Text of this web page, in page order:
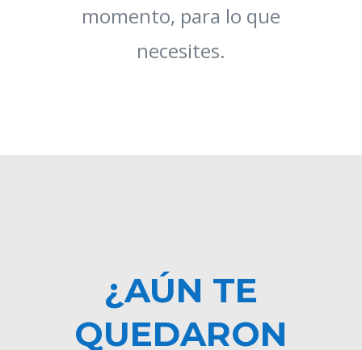
momento, para lo que
necesites.
¿AÚN TE
QUEDARON